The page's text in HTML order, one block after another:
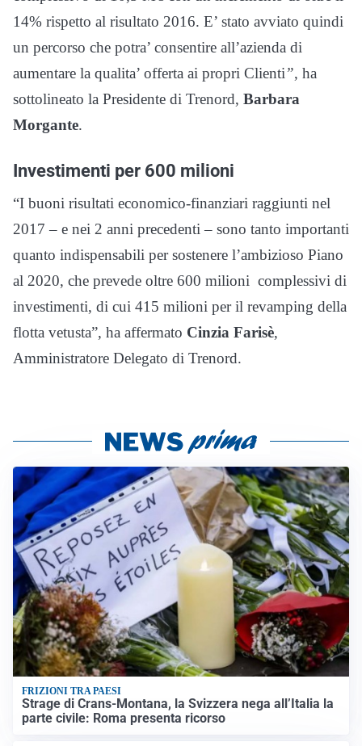
14% rispetto al risultato 2016. E’ stato avviato quindi
un percorso che potra’ consentire all’azienda di
aumentare la qualita’ offerta ai propri Clienti”, ha
sottolineato la Presidente di Trenord, Barbara
Morgante.
Investimenti per 600 milioni
“I buoni risultati economico-finanziari raggiunti nel
2017 – e nei 2 anni precedenti – sono tanto importanti
quanto indispensabili per sostenere l’ambizioso Piano
al 2020, che prevede oltre 600 milioni complessivi di
investimenti, di cui 415 milioni per il revamping della
flotta vetusta”, ha affermato Cinzia Farisè,
Amministratore Delegato di Trenord.
FRIZIONI TRA PAESI
Strage di Crans-Montana, la Svizzera nega all’Italia la
parte civile: Roma presenta ricorso